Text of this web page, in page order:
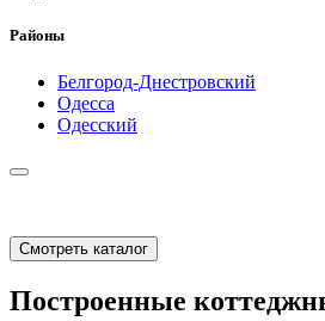
Районы
Белгород-Днестровский
Одесса
Одесский
Смотреть каталог
Построенные